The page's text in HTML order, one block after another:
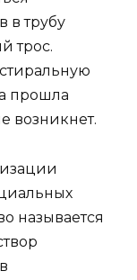
в трубу
трос.
прошла
возникнет.
называется